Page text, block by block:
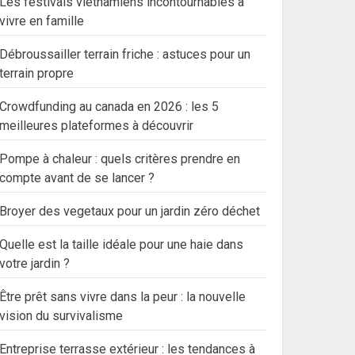
vivre en famille
Débroussailler terrain friche : astuces pour un
terrain propre
Crowdfunding au canada en 2026 : les 5
meilleures plateformes à découvrir
Pompe à chaleur : quels critères prendre en
compte avant de se lancer ?
Broyer des vegetaux pour un jardin zéro déchet
Quelle est la taille idéale pour une haie dans
votre jardin ?
Être prêt sans vivre dans la peur : la nouvelle
vision du survivalisme
Entreprise terrasse extérieur : les tendances à